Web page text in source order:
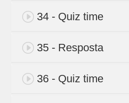
34 - Quiz time
35 - Resposta
36 - Quiz time